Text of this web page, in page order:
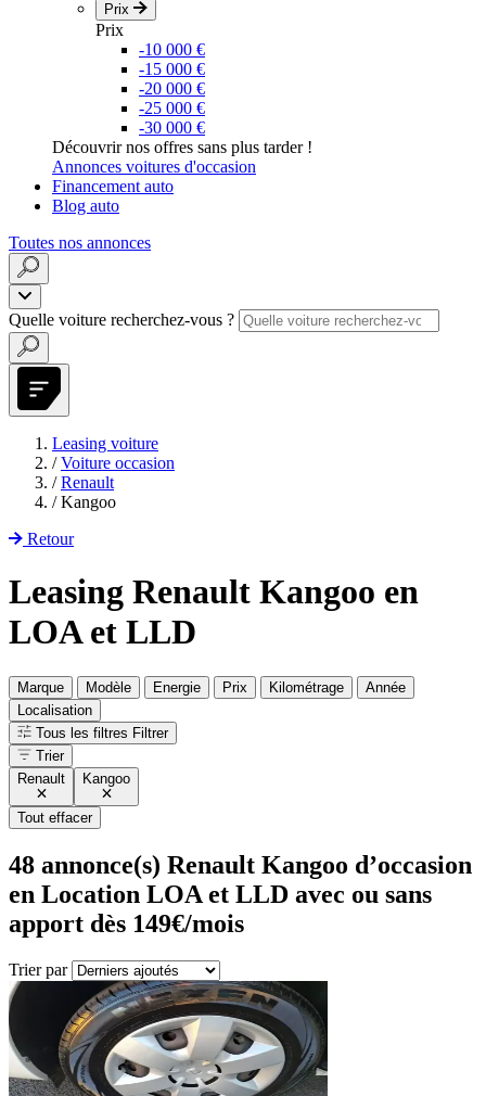
Prix
Prix
-10 000 €
-15 000 €
-20 000 €
-25 000 €
-30 000 €
Découvrir nos offres sans plus tarder !
Annonces voitures d'occasion
Financement auto
Blog auto
Toutes nos annonces
Quelle voiture recherchez-vous ?
Leasing voiture
/ Voiture occasion
/ Renault
/ Kangoo
Retour
Leasing Renault Kangoo en
LOA et LLD
Marque Modèle Energie Prix Kilométrage
Année
Localisation
Tous les filtres Filtrer
Trier
Renault
Kangoo
Tout effacer
48 annonce(s) Renault Kangoo d’occasion
en Location LOA et LLD avec ou sans
apport dès 149€/mois
Trier par